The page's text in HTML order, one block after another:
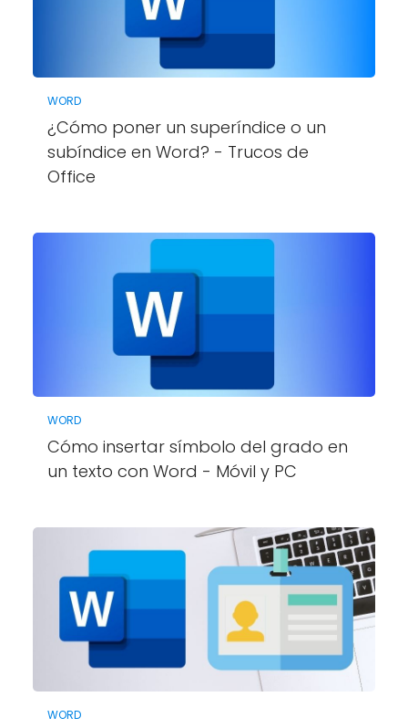
WORD
¿Cómo poner un superíndice o un
subíndice en Word? - Trucos de
Office
WORD
Cómo insertar símbolo del grado en
un texto con Word - Móvil y PC
WORD